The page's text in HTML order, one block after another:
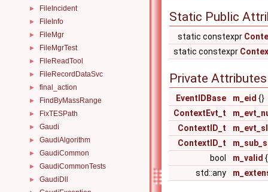
► FileIncident
► FileInfo
► FileMgr
► FileMgrTest
► FileReadTool
► FileRecordDataSvc
► final_action
► FindByMassRange
► FixTESPath
► Gaudi
► GaudiAlgorithm
► GaudiCommon
► GaudiCommonTests
► GaudiDll
Static Public
static constexpr
static constexpr
Private Attributes
EventIDBase m_eid {}
ContextEvt_t
ContextID_t
ContextID_t
bool
m_valid
std::any